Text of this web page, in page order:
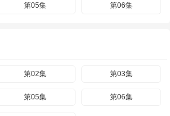
第05集 第06集
第02集 第03集
第05集 第06集